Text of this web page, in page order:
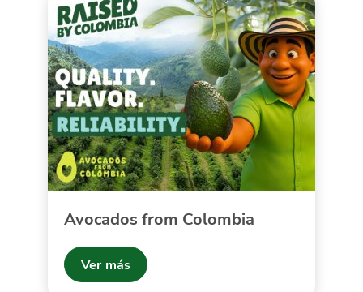
Avocados from Colombia
Ver más